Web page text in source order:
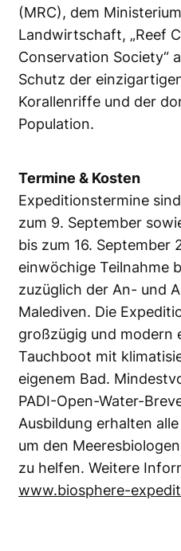
(MRC), dem
Landwirtschaft, „Reef
Conservation Society“
Schutz der
Korallenriffe und der
Population.
Termine & Kosten
Expeditionstermine
zum 9. September
bis zum 16. September
einwöchige Teilnahme
zuzüglich der An- und
Malediven. Die
großzügig und modern
Tauchboot mit
eigenem Bad.
PADI-Open-Water-
Ausbildung erhalten
um den
zu helfen. Weitere
www.biosphere-